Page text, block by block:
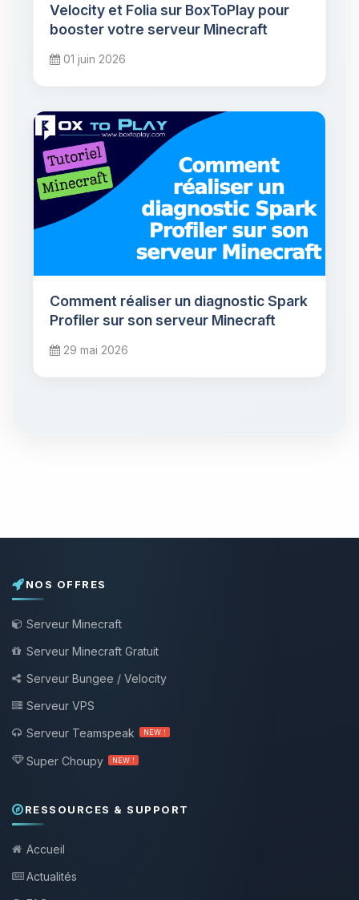
Velocity et Folia sur BoxToPlay pour
booster votre serveur Minecraft
01 juin 2026
Comment réaliser un diagnostic Spark
Profiler sur son serveur Minecraft
29 mai 2026
NOS OFFRES
Serveur Minecraft
Serveur Minecraft Gratuit
Serveur Bungee / Velocity
Serveur VPS
Serveur Teamspeak
NEW !
Super Choupy NEW !
RESSOURCES & SUPPORT
Accueil
Actualités